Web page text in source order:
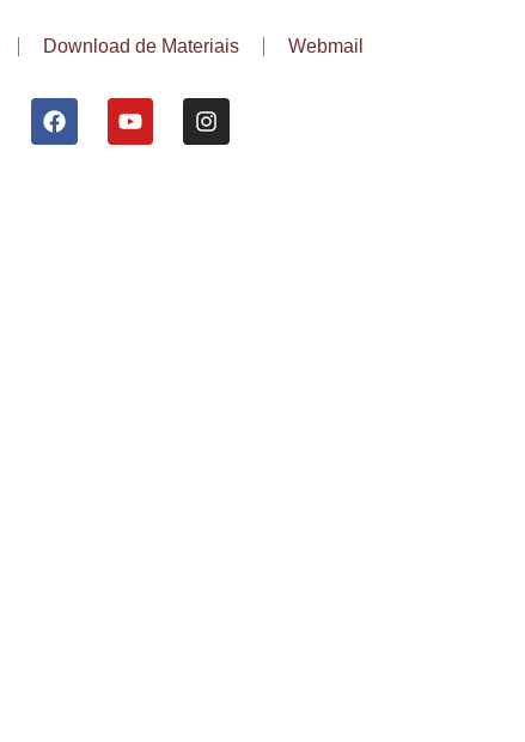
Download de Materiais Webmail